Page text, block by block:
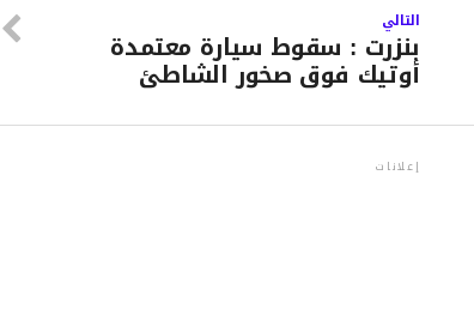
التالي
بنزرت : سقوط سيارة معتمدة
أوتيك فوق صخور الشاطئ
إعلانات